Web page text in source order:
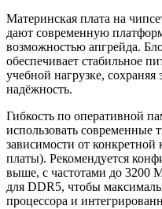
Материнская плата на
дают современную
возможностью апгрейда.
обеспечивает стабильное
учебной нагрузке,
надёжность.
Гибкость по оперативной
использовать
зависимости от
платы). Рекомендуется
выше, с частотами до 3200
для DDR5, чтобы
процессора и